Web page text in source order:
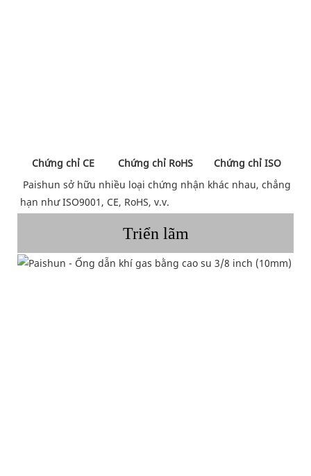
Chứng chỉ CE Chứng chỉ RoHS
Chứng chỉ ISO
Paishun sở hữu nhiều loại chứng nhận khác nhau, chẳng
hạn như ISO9001, CE, RoHS, v.v.
Triển lãm